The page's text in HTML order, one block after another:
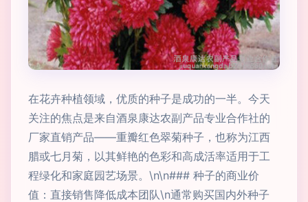
在花卉种植领域，优质的种子是成功的一半。今天
关注的焦点是来自酒泉康达农副产品专业合作社的
厂家直销产品——重瓣红色翠菊种子，也称为江西
腊或七月菊，以其鲜艳的色彩和高成活率适用于工
程绿化和家庭园艺场景。\n\n### 种子的商业价
值：直接销售降低成本团队\n通常购买国内外种子